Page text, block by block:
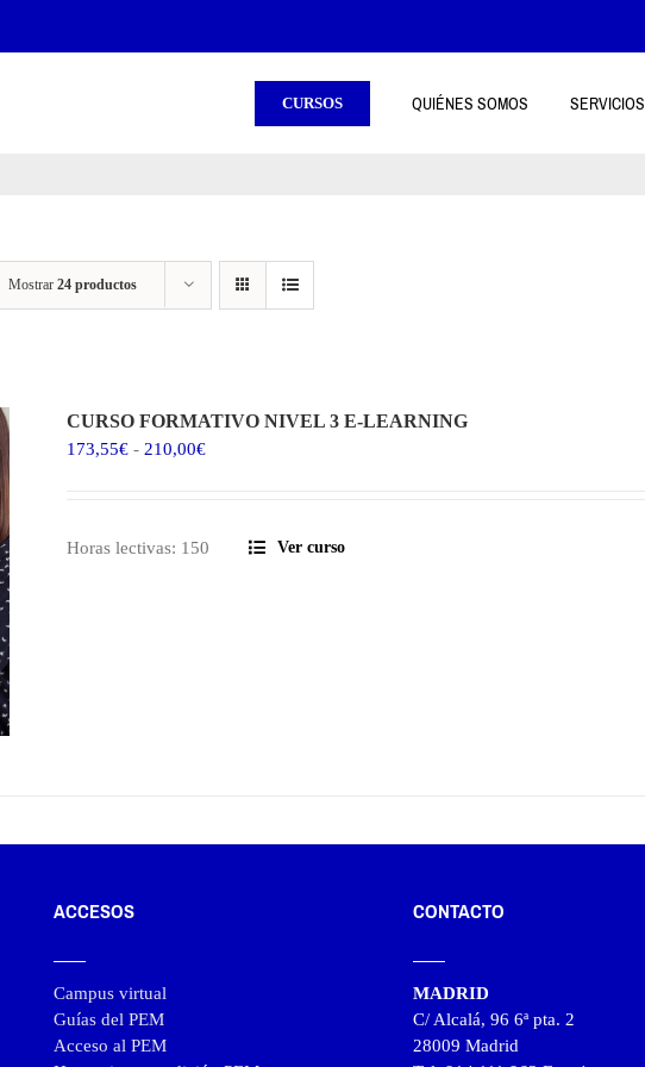
CURSOS QUIÉNES SOMOS SERVICIOS
Mostrar 24 productos
CURSO FORMATIVO NIVEL 3 E-LEARNING
173,55€ - 210,00€Rango
173,55€
Horas lectivas: 150 Ver curso
ACCESOS
Campus virtual
Guías del PEM
Acceso al PEM
CONTACTO
MADRID
C/ Alcalá, 96 6ª pta. 2
28009 Madrid